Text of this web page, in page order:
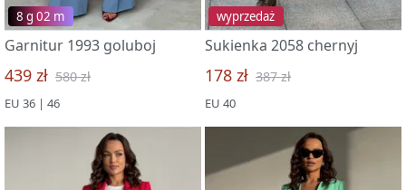
8 g 02 m
Garnitur 1993 goluboj
439 zł 580 zł
EU 36 | 46
wyprzedaż
Sukienka 2058 chernyj
178 zł 387 zł
EU 40